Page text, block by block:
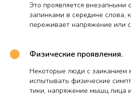
Это проявляется внезапными
запинками в середине слова,
переживает напряжение или
Физические проявления.
Некоторые люди с заиканием
испытывать физические
тики, напряжение мышц лица